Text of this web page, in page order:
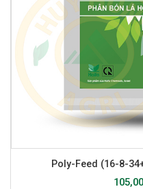
Poly-Feed (16-8-